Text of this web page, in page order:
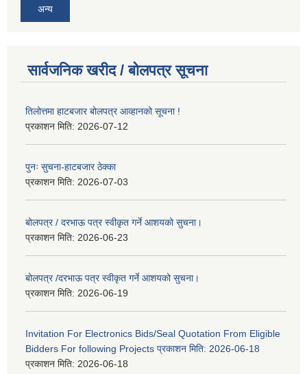
अन्य
सार्वजनिक खरीद / बोलपत्र सूचना
तिलोत्तमा हाटबजार बोलपत्र आव्हानको सूचना !
प्रकाशन मिति: 2026-07-12
पुनः सुचना-हाटबजार ठेक्का
प्रकाशन मिति: 2026-07-03
बोलपत्र / दरभाऊ पत्र स्वीकृत गर्ने आशयको सुचना।
प्रकाशन मिति: 2026-06-23
बोलपत्र /दरभाऊ पत्र स्वीकृत गर्ने आशयको सुचना।
प्रकाशन मिति: 2026-06-19
Invitation For Electronics Bids/Seal Quotation From Eligible
Bidders For following Projects प्रकाशन मिति: 2026-06-18
प्रकाशन मिति: 2026-06-18